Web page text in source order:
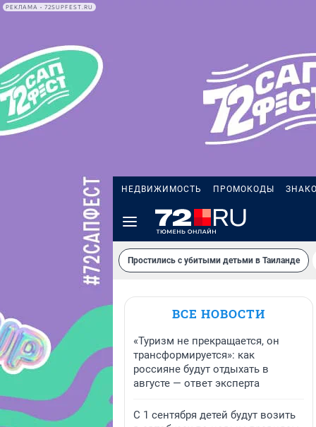
РЕКЛАМА • 72SUPFEST.RU
НЕДВИЖИМОСТЬ ПРОМОКОДЫ
Простились с убитыми детьми в Таиланде
ВСЕ НОВОСТИ
«Туризм не прекращается, он
трансформируется»: как
россияне будут отдыхать в
августе — ответ эксперта
С 1 сентября детей будут возить